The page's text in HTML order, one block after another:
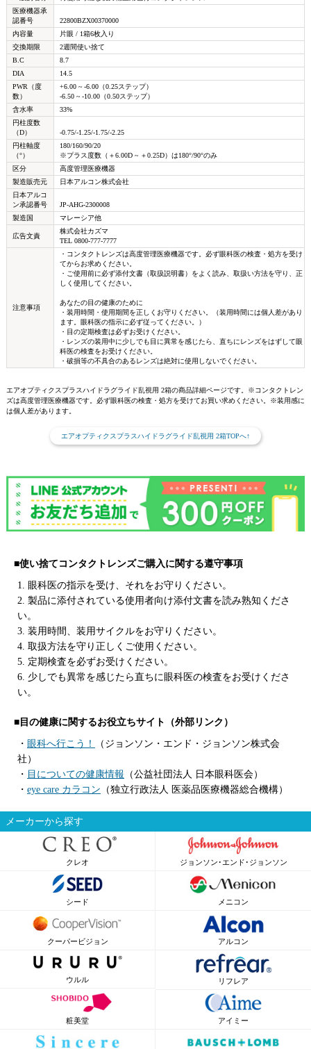
医療機器承
認番号
22800BZX00370000
内容量
片眼 / 1箱6枚入り
交換期限
2週間使い捨て
B.C
8.7
DIA
14.5
PWR（度
数）
+6.00 ~ -6.00（0.25ステップ）
-6.50 ~ -10.00（0.50ステップ）
含水率
33%
円柱度数
（D）
-0.75/-1.25/-1.75/-2.25
円柱軸度
（°）
180/160/90/20
※プラス度数（＋6.00D ~ ＋0.25D）は180°/90°のみ
区分
高度管理医療機器
製造販売元
日本アルコン株式会社
日本アルコ
ン承認番号
JP-AHG-2300008
製造国
マレーシア他
広告文責
株式会社カズマ
TEL 0800-777-7777
注意事項
・コンタクトレンズは高度管理医療機器です。必ず眼科医の検査・処方を受け
てからお求めください。
・ご使用前に必ず添付文書（取扱説明書）をよく読み、取扱い方法を守り、正
しく使用してください。
あなたの目の健康のために
・装用時間・使用期間を正しくお守りください。（装用時間には個人差があり
ます。眼科医の指示に必ず従ってください。）
・目の定期検査は必ずお受けください。
・レンズの装用中に少しでも目に異常を感じたら、直ちにレンズをはずして眼
科医の検査をお受けください。
・破損等の不具合のあるレンズは絶対に使用しないでください。
エアオプティクスプラスハイドラグライド乱視用 2箱の商品詳細ページです。※コンタクトレン
ズは高度管理医療機器です。必ず眼科医の検査・処方を受けてお買い求めください。※装用感に
は個人差があります。
エアオプティクスプラスハイドラグライド乱視用 2箱TOPへ↑
■使い捨てコンタクトレンズご購入に関する遵守事項
1. 眼科医の指示を受け、それをお守りください。
2. 製品に添付されている使用者向け添付文書を読み熟知くださ
い。
3. 装用時間、装用サイクルをお守りください。
4. 取扱方法を守り正しくご使用ください。
5. 定期検査を必ずお受けください。
6. 少しでも異常を感じたら直ちに眼科医の検査をお受けくださ
い。
■目の健康に関するお役立ちサイト（外部リンク）
・ 眼科へ行こう！
（ジョンソン・エンド・ジョンソン株式会
社）
・ 目についての健康情報 （公益社団法人 日本眼科医会）
・ eye care カラコン （独立行政法人 医薬品医療機器総合機構）
メーカーから探す
クレオ ジョンソン･エンド･ジョンソン
シード メニコン
クーパービジョン アルコン
ウルル リフレア
粧美堂 アイミー